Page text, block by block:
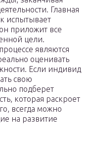
Главная
испытывает
приложит все
цели.
являются
оценивать
Если индивид
свою
подберет
которая раскроет
всегда можно
на развитие